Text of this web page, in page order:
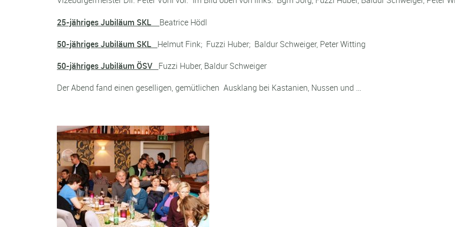
25-jähriges Jubiläum SKL Beatrice Hödl
50-jähriges Jubiläum SKL Helmut Fink; Fuzzi Huber; Baldur Schweiger, Peter Witting
50-jähriges Jubiläum ÖSV Fuzzi Huber, Baldur Schweiger
Der Abend fand einen geselligen, gemütlichen Ausklang bei Kastanien, Nussen und …